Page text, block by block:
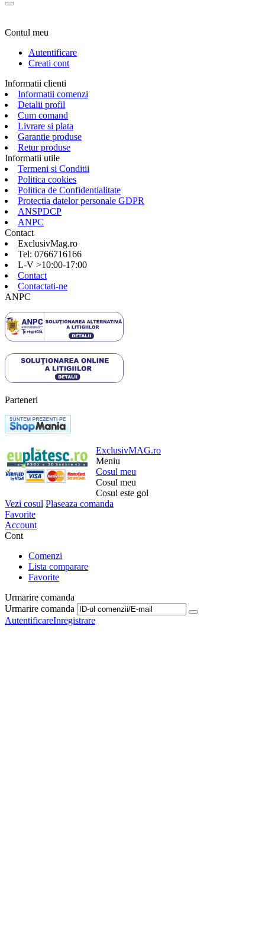
Contul meu
Autentificare
Creati cont
Informatii clienti
Informatii comenzi
Detalii profil
Cum comand
Livrare si plata
Garantie produse
Retur produse
Informatii utile
Termeni si Conditii
Politica cookies
Politica de Confidentialitate
Protectia datelor personale GDPR
ANSPDCP
ANPC
Contact
ExclusivMag.ro
Tel: 0766716166
L-V >10:00-17:00
Contact
Contactati-ne
ANPC
Parteneri
ExclusivMAG.ro
Meniu
Cosul meu
Cosul meu
Cosul este gol
Vezi cosul Plaseaza comanda
Favorite
Account
Cont
Comenzi
Lista comparare
Favorite
Urmarire comanda
Urmarire comanda
AutentificareInregistrare